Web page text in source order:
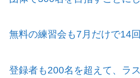
無料の練習会も7月だけで14
登録者も200名を超えて、ラ